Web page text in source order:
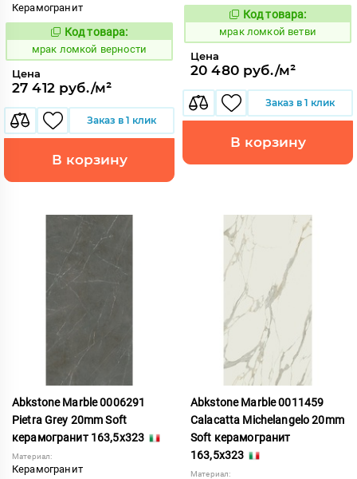
Керамогранит
1052881
Код товара:
мрак ломкой верности
Цена
27 412 руб./м²
Заказ в 1 клик
В корзину
1052884
Код товара:
мрак ломкой ветви
Цена
20 480 руб./м²
Заказ в 1 клик
В корзину
Abkstone Marble 0006291
Pietra Grey 20mm Soft
керамогранит 163,5x323
Материал:
Керамогранит
Abkstone Marble 0011459
Calacatta Michelangelo 20mm
Soft керамогранит
163,5x323
Материал: